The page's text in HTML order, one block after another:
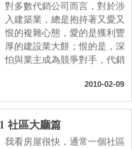
對多數代銷公司而言，對於涉
入建築業，總是抱持著又愛又
恨的複雜心態，愛的是獲利豐
厚的建設業大餅；恨的是，深
怕與業主成為競爭對手，代銷
2010-02-09
社區大廳篇
我看房屋很快，通常一個社區